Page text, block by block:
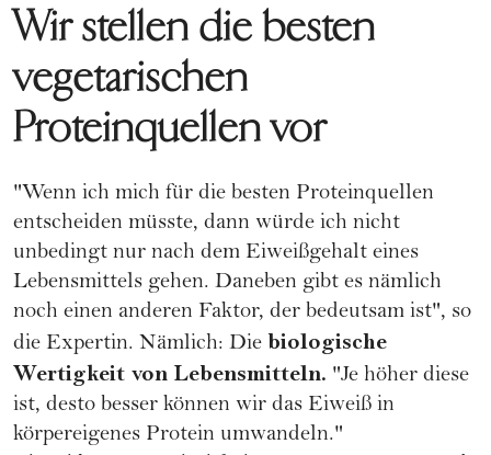
Wir stellen die besten
vegetarischen
Proteinquellen vor
"Wenn ich mich für die besten Proteinquellen
entscheiden müsste, dann würde ich nicht
unbedingt nur nach dem Eiweißgehalt eines
Lebensmittels gehen. Daneben gibt es nämlich
noch einen anderen Faktor, der bedeutsam ist", so
die Expertin. Nämlich: Die biologische
Wertigkeit von Lebensmitteln. "Je höher diese
ist, desto besser können wir das Eiweiß in
körpereigenes Protein umwandeln."